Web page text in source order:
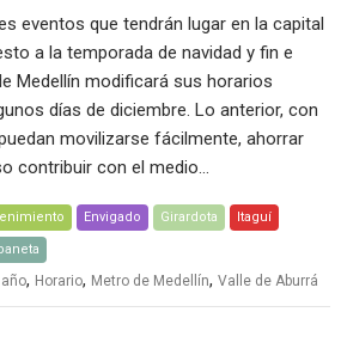
eventos que tendrán lugar en la capital
a la temporada de navidad y fin e
Medellín modificará sus horarios
días de diciembre. Lo anterior, con
movilizarse fácilmente, ahorrar
contribuir con el medio…
Envigado Girardota Itaguí
año, Horario, Metro de Medellín,Valle de Aburrá